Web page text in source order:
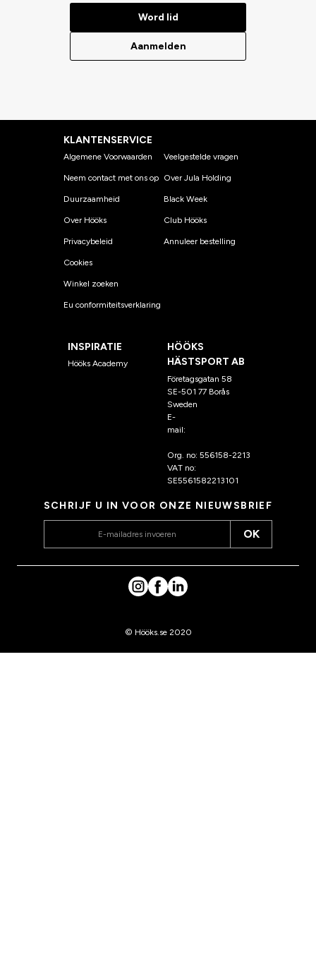
Word lid
Aanmelden
KLANTENSERVICE
Algemene Voorwaarden
Neem contact met ons op
Duurzaamheid
Over Hööks
Privacybeleid
Cookies
Winkel zoeken
Eu conformiteitsverklaring
Veelgestelde vragen
Over Jula Holding
Black Week
Club Hööks
Annuleer bestelling
INSPIRATIE
Hööks Academy
HÖÖKS
HÄSTSPORT AB
Företagsgatan 58
SE-501 77 Borås
Sweden
E-
mail:
Org. no: 556158-2213
VAT no:
SE5561582213101
SCHRIJF U IN VOOR ONZE NIEUWSBRIEF
OK
© Hööks.se 2020